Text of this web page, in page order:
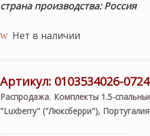
страна производства: Россия
Нет в наличии
Артикул: 0103534026-
Распродажа, Комплекты 1.5-
"Luxberry" ("Люксберри"), Португалия